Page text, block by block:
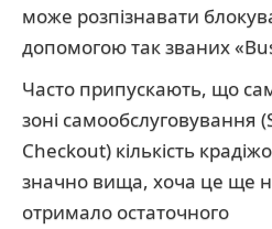
може розпізнавати
допомогою так званих
Часто припускають, що
зоні самообслуговування
Checkout) кількість
значно вища, хоча це ще
отримало остаточного